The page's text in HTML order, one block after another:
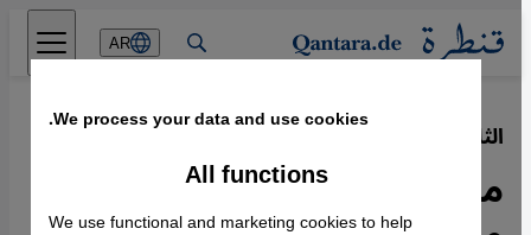
Direkt zum Inhalt springen
AR
الثلوج في جبال الأطلس المغربية·
07.03.2018
محاسبة ملك المغرب في
We process your data and use cookies.
All functions
We use functional and marketing cookies to help